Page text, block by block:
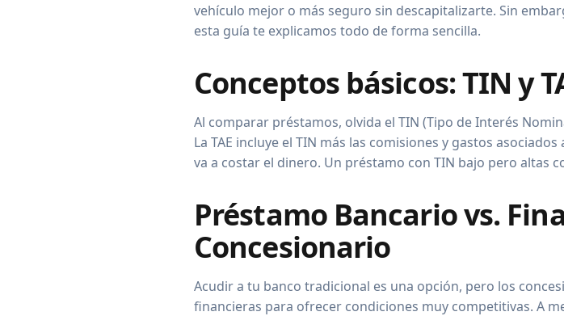
vehículo mejor o más seguro sin descapitalizarte. Sin
esta guía te explicamos todo de forma sencilla.
Conceptos básicos: TIN y
Al comparar préstamos, olvida el TIN (Tipo de Interés
La TAE incluye el TIN más las comisiones y gastos
va a costar el dinero. Un préstamo con TIN bajo pero altas
Préstamo Bancario vs.
Concesionario
Acudir a tu banco tradicional es una opción, pero los
financieras para ofrecer condiciones muy competitivas. A